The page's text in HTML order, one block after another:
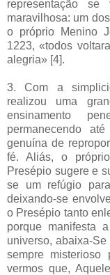
representação
maravilhosa: um
o próprio Menino
1223, «todos
alegria» [4].
3. Com a
realizou uma
ensinamento
permanecendo
genuína de
fé. Aliás, o
Presépio sugere e
se um refúgio
deixando-se
o Presépio tanto
porque manifesta
universo, abaixa-
sempre
vermos que,